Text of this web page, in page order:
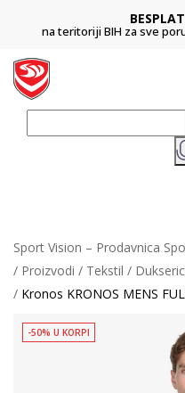
na teritoriji BIH za sve
Sport Vision – Prodavnica
Proizvodi
Tekstil
Kronos KRONOS MENS
-50% U KORPI